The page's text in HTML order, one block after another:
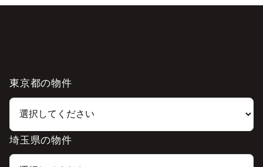
東京都の物件
埼玉県の物件